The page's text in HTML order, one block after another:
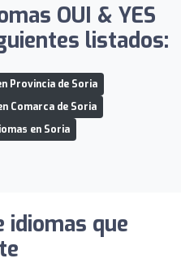
OUI & YES
listados:
Provincia de Soria
Comarca de Soria
en Soria
idiomas que